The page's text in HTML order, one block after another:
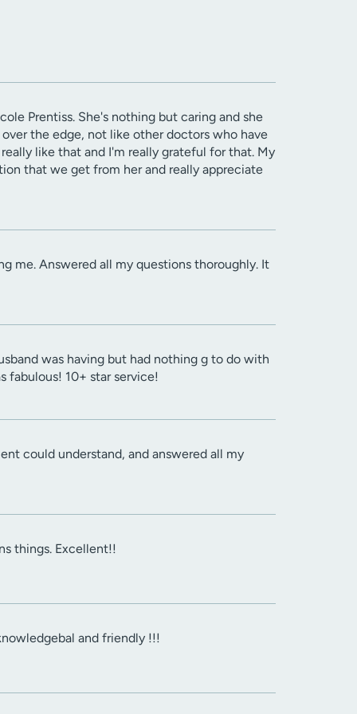
Prentiss. She's nothing but caring and she
the edge, not like other doctors who have
like that and I'm really grateful for that. My
that we get from her and really appreciate
me. Answered all my questions thoroughly. It
was having but had nothing g to do with
fabulous! 10+ star service!
could understand, and answered all my
things. Excellent!!
and friendly !!!